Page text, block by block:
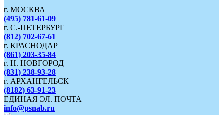
г. МОСКВА
(495) 781-61-09
г. С.-ПЕТЕРБУРГ
(812) 702-67-61
г. КРАСНОДАР
(861) 203-35-84
г. Н. НОВГОРОД
(831) 238-93-28
г. АРХАНГЕЛЬСК
(8182) 63-91-23
ЕДИНАЯ ЭЛ. ПОЧТА
info@psnab.ru